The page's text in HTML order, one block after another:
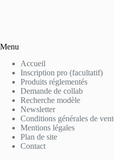
Menu
Accueil
Inscription pro (facultatif)
Produits réglementés
Demande de collab
Recherche modèle
Newsletter
Conditions générales de
Mentions légales
Plan de site
Contact